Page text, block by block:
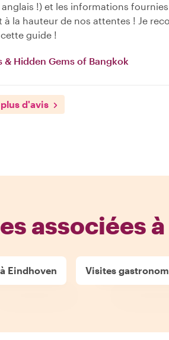
anglais !) et les informations
à la hauteur de nos attentes ! Je
guide !
& Hidden Gems of Bangkok
d'avis
associées
Eindhoven Visites